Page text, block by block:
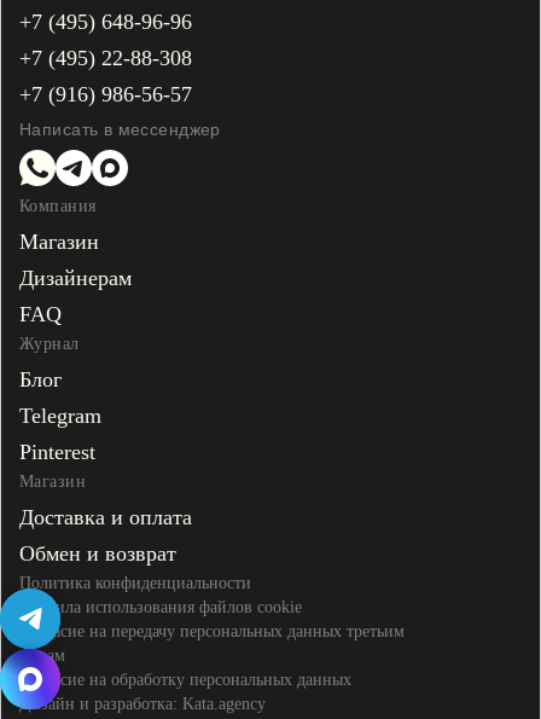
+7 (495) 648-96-96
+7 (495) 22-88-308
+7 (916) 986-56-57
Написать в мессенджер
Компания
Магазин
Дизайнерам
FAQ
Журнал
Блог
Telegram
Pinterest
Магазин
Доставка и оплата
Обмен и возврат
Политика конфиденциальности
Правила использования файлов cookie
Дизайн и разработка: Kata.agency
Согласие на передачу персональных данных третьим
лицам
Согласие на обработку персональных данных